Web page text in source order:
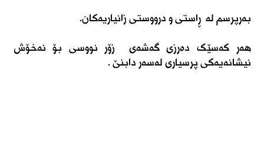
بەرپرسم لە ڕاستی و درووستی زانیاریەکان.
هەر کەسێک دەرزی گەشەی زۆر نووسی بۆ نەخۆش
نیشانەیەکی پرسیاری لەسەر دابنێ .